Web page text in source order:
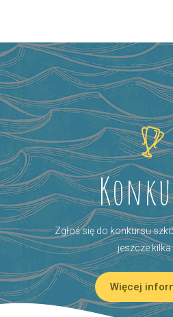
Zgłoś się do konkursu
jeszcze kilka
Więcej